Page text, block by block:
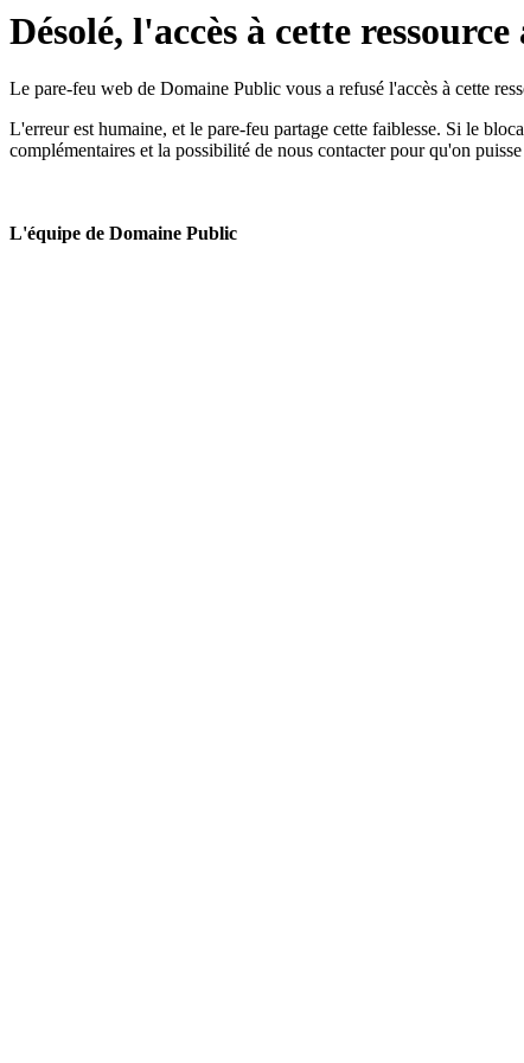
Désolé, l'accès à cette
Le pare-feu web de Domaine Public vous a refusé l'accès à cette
L'erreur est humaine, et le pare-feu partage cette faiblesse. Si le
complémentaires et la possibilité de nous contacter pour qu'on
L'équipe de Domaine Public